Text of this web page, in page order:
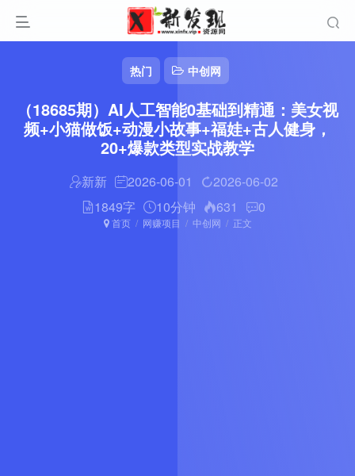
热门 中创网
（18685期）AI人工智能0基础到精通：美女视
频+小猫做饭+动漫小故事+福娃+古人健身，
20+爆款类型实战教学
新新 2026-06-01
2026-06-02
1849字
10分钟 631 0
首页 网赚项目 中创网 正文